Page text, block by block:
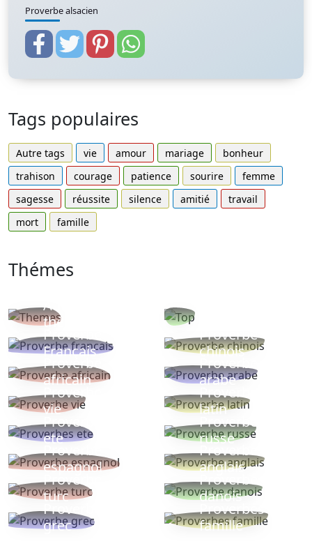
Proverbe alsacien
Tags populaires
Autre tags vie amour mariage
bonheur
trahison
courage patience sourire
femme
sagesse
réussite silence amitié
travail
mort
famille
Thémes
Autres
thèmes
Proverbe
Français
Proverbe
chinois
Proverbe
africain
Proverbe
arabe
Proverbe
vie
Proverbe
latin
Proverbes
ete
Proverbe
russe
Proverbe
espagnol
Proverbe
anglais
Proverbe
turc
Proverbe
danois
Proverbe
grec
Proverbes
famille